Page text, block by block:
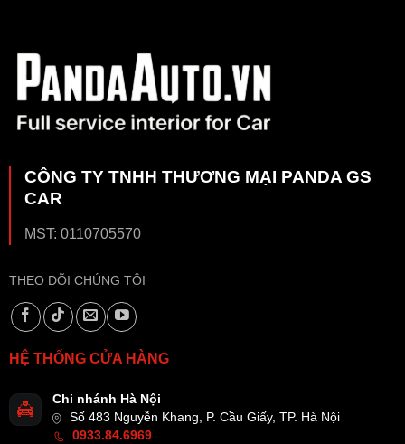
CÔNG TY TNHH THƯƠNG MẠI PANDA GS
CAR
MST: 0110705570
THEO DÕI CHÚNG TÔI
HỆ THỐNG CỬA HÀNG
Chi nhánh Hà Nội
Số 483 Nguyễn Khang, P. Cầu Giấy, TP. Hà Nội
0933.84.6969